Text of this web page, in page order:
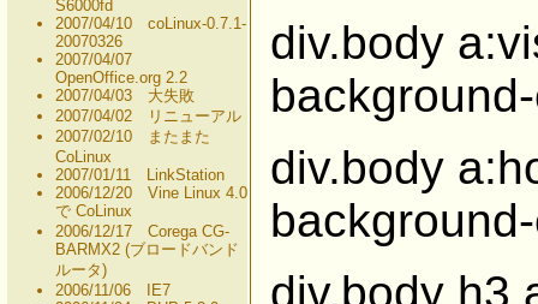
div.body
div.body
div.body h3
S6000fd
2007/04/10 coLinux-0.7.1-
20070326
2007/04/07
OpenOffice.org 2.2
2007/04/03 大失敗
2007/04/02 リニューアル
2007/02/10 またまた
CoLinux
2007/01/11 LinkStation
2006/12/20 Vine Linux 4.0
で CoLinux
2006/12/17 Corega CG-
BARMX2 (ブロードバンド
ルータ)
2006/11/06 IE7